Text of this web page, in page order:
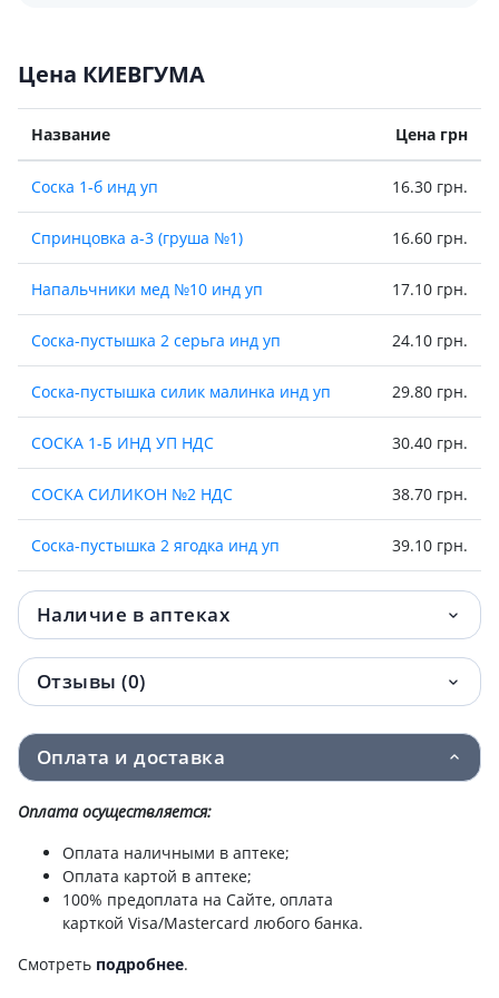
Цена КИЕВГУМА
Название Цена грн
Соска 1-б инд уп 16.30 грн.
Спринцовка а-3 (груша №1) 16.60 грн.
Напальчники мед №10 инд уп 17.10 грн.
Соска-пустышка 2 серьга инд уп 24.10 грн.
Соска-пустышка силик малинка инд уп 29.80 грн.
СОСКА 1-Б ИНД УП НДС 30.40 грн.
СОСКА СИЛИКОН №2 НДС 38.70 грн.
Соска-пустышка 2 ягодка инд уп 39.10 грн.
Соска-пустышка 2 анюта 2шт инд уп 40.30 грн.
Соска-пустышка силик цветные сны инд
41.70 грн.
Соска-пустышка 2 ягодка п/э
Соска-пустышка силик веселая бабочка
инд уп
Соска-пустышка 2 бантик
Наличие в аптеках
Отзывы (0)
Оплата и доставка
Оплата осуществляется:
Оплата наличными в аптеке;
Оплата картой в аптеке;
100% предоплата на Сайте, оплата
карткой Visa/Mastercard любого банка.
Смотреть подробнее.